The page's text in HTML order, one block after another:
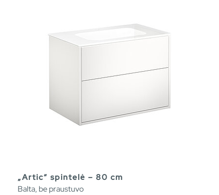
„Artic“ spintelė – 80 cm
Balta, be praustuvo